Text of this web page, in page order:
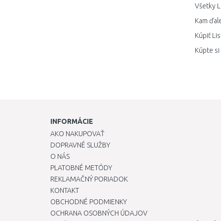
Všetky
Kam
Kúpiť
Kúpte
INFORMÁCIE
AKO NAKUPOVAŤ
DOPRAVNÉ SLUŽBY
O NÁS
PLATOBNÉ METÓDY
REKLAMAČNÝ PORIADOK
KONTAKT
OBCHODNÉ PODMIENKY
OCHRANA OSOBNÝCH ÚDAJOV